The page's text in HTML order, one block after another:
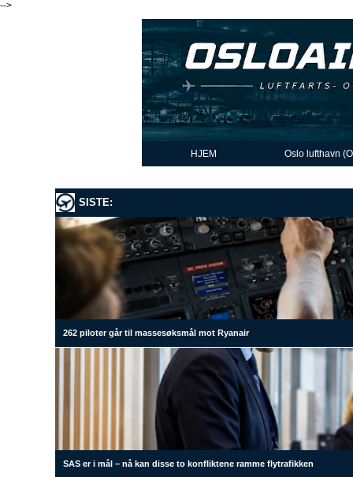
-->
HJEM Oslo lufthavn
SISTE:
262 piloter går til massesøksmål mot Ryanair
SAS er i mål – nå kan disse to konfliktene ramme flytrafikken